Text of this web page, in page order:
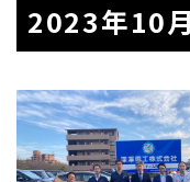
2023年10月